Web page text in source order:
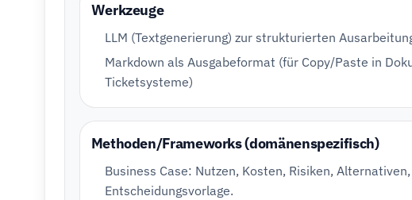
Werkzeuge
LLM (Textgenerierung) zur strukturierten
Markdown als Ausgabeformat (für Copy/Paste in
Ticketsysteme)
Methoden/Frameworks (domänenspezifisch)
Business Case: Nutzen, Kosten, Risiken, Alternativen,
Entscheidungsvorlage.